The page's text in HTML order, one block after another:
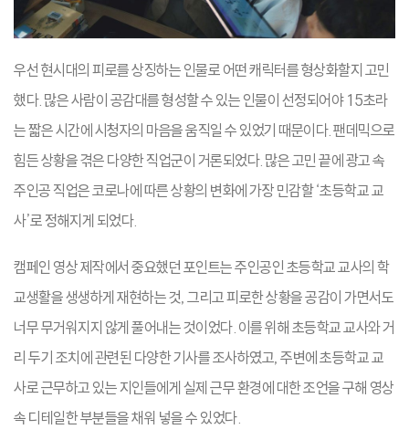
우선 현시대의 피로를 상징하는 인물로 어떤 캐릭터를 형상화할지 고민
했다. 많은 사람이 공감대를 형성할 수 있는 인물이 선정되어야 15초라
는 짧은 시간에 시청자의 마음을 움직일 수 있었기 때문이다. 팬데믹으로
힘든 상황을 겪은 다양한 직업군이 거론되었다. 많은 고민 끝에 광고 속
주인공 직업은 코로나에 따른 상황의 변화에 가장 민감할 ‘초등학교 교
사’로 정해지게 되었다.
캠페인 영상 제작에서 중요했던 포인트는 주인공인 초등학교 교사의 학
교생활을 생생하게 재현하는 것, 그리고 피로한 상황을 공감이 가면서도
너무 무거워지지 않게 풀어내는 것이었다. 이를 위해 초등학교 교사와 거
리 두기 조치에 관련된 다양한 기사를 조사하였고, 주변에 초등학교 교
사로 근무하고 있는 지인들에게 실제 근무 환경에 대한 조언을 구해 영상
속 디테일한 부분들을 채워 넣을 수 있었다.